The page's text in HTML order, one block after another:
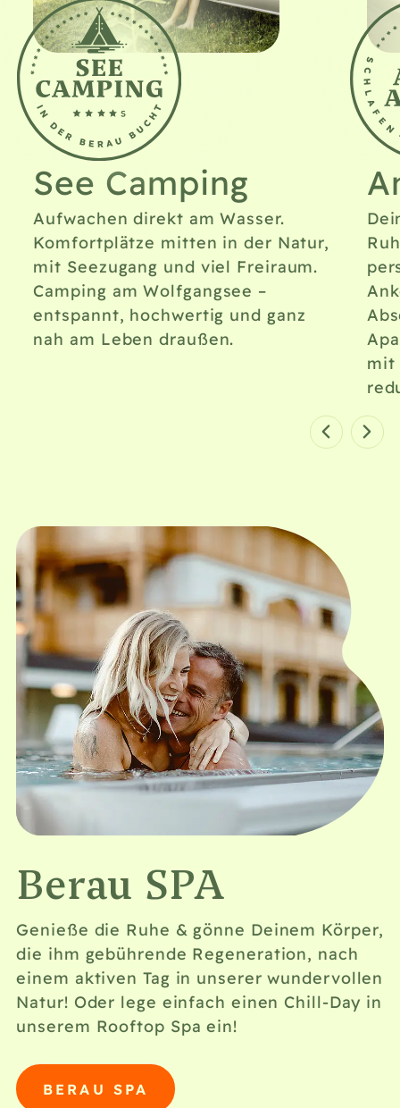
See Camping
Aufwachen direkt am Wasser.
Komfortplätze mitten in der Natur,
mit Seezugang und viel Freiraum.
Camping am Wolfgangsee –
entspannt, hochwertig und ganz
nah am Leben draußen.
mit
Berau SPA
Genieße die Ruhe & gönne Deinem Körper,
die ihm gebührende Regeneration, nach
einem aktiven Tag in unserer wundervollen
Natur! Oder lege einfach einen Chill-Day in
unserem Rooftop Spa ein!
BERAU SPA